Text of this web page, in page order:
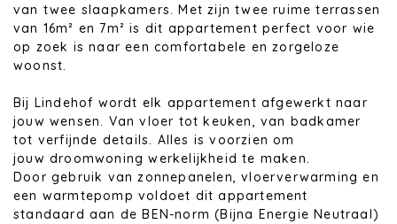
van twee slaapkamers. Met zijn twee ruime terrassen
van 16m² en 7m² is dit appartement perfect voor wie
op zoek is naar een comfortabele en zorgeloze
woonst.
Bij Lindehof wordt elk appartement afgewerkt naar
jouw wensen. Van vloer tot keuken, van badkamer
tot verfijnde details. Alles is voorzien om
jouw droomwoning werkelijkheid te maken.
Door gebruik van zonnepanelen, vloerverwarming en
een warmtepomp voldoet dit appartement
standaard aan de BEN-norm (Bijna Energie Neutraal)